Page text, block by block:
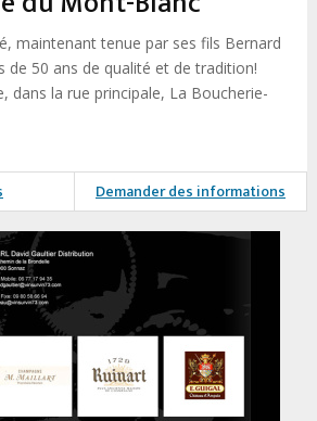
maintenant tenue par ses fils Bernard
de 50 ans de qualité et de tradition!
dans la rue principale, La Boucherie-
Demander des informations